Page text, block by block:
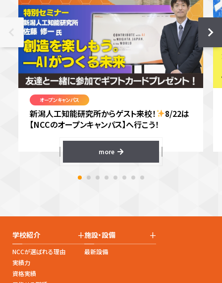
オープンキャンパス
新潟人工知能研究所からゲスト来校！
8/22は
【NCCのオープンキャンパス】へ行こう！
more
学校紹介 +
NCCが選ばれる理由
実績力
資格実績
施設・設備 +
最新設備